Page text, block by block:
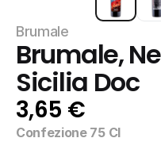
Brumale
Brumale,
Sicilia Doc
3,65 €
Confezione 75 Cl